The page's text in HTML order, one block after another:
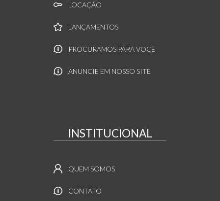
LOCAÇÃO
LANÇAMENTOS
PROCURAMOS PARA VOCÊ
ANUNCIE EM NOSSO SITE
INSTITUCIONAL
QUEM SOMOS
CONTATO